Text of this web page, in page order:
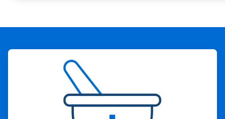
ArticleTile